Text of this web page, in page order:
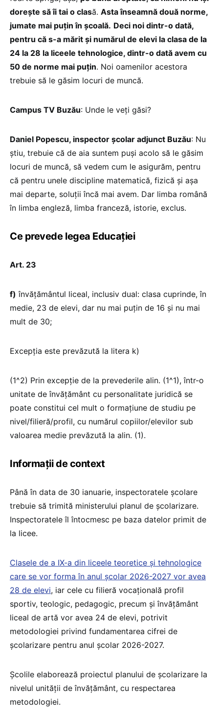
dorește să îi tai o clasă. Asta înseamnă două norme,
jumate mai puțin în școală. Deci noi dintr-o dată,
pentru că s-a mărit și numărul de elevi la clasa de la
24 la 28 la liceele tehnologice, dintr-o dată avem cu
50 de norme mai puțin. Noi oamenilor acestora
trebuie să le găsim locuri de muncă.
Campus TV Buzău: Unde le veți găsi?
Daniel Popescu, inspector școlar adjunct Buzău: Nu
știu, trebuie că de aia suntem puși acolo să le găsim
locuri de muncă, să vedem cum le asigurăm, pentru
că pentru unele discipline matematică, fizică și așa
mai departe, soluții încă mai avem. Dar limba română
în limba engleză, limba franceză, istorie, exclus.
Ce prevede legea Educației
Art. 23
f) învățământul liceal, inclusiv dual: clasa cuprinde, în
medie, 23 de elevi, dar nu mai puțin de 16 și nu mai
mult de 30;
Excepția este prevăzută la litera k)
(1^2) Prin excepție de la prevederile alin. (1^1), într-o
unitate de învățământ cu personalitate juridică se
poate constitui cel mult o formațiune de studiu pe
nivel/filieră/profil, cu numărul copiilor/elevilor sub
valoarea medie prevăzută la alin. (1).
Informații de context
Până în data de 30 ianuarie, inspectoratele școlare
trebuie să trimită ministerului planul de școlarizare.
Inspectoratele îl întocmesc pe baza datelor primit de
la licee.
Clasele de a IX-a din liceele teoretice și tehnologice
care se vor forma în anul școlar 2026-2027 vor avea
28 de elevi, iar cele cu filieră vocațională profil
sportiv, teologic, pedagogic, precum și învățământ
liceal de artă vor avea 24 de elevi, potrivit
metodologiei privind fundamentarea cifrei de
școlarizare pentru anul școlar 2026-2027.
Școlile elaborează proiectul planului de școlarizare la
nivelul unității de învățământ, cu respectarea
metodologiei.